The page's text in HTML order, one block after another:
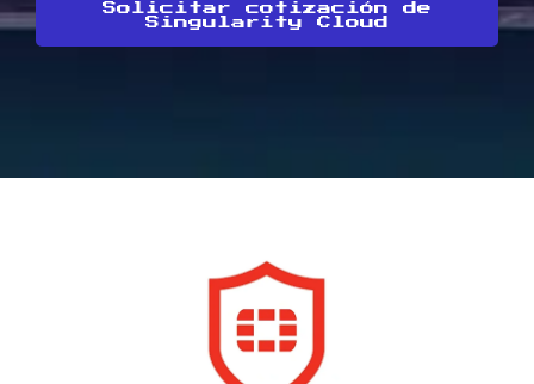
Solicitar cotización de
Singularity Cloud